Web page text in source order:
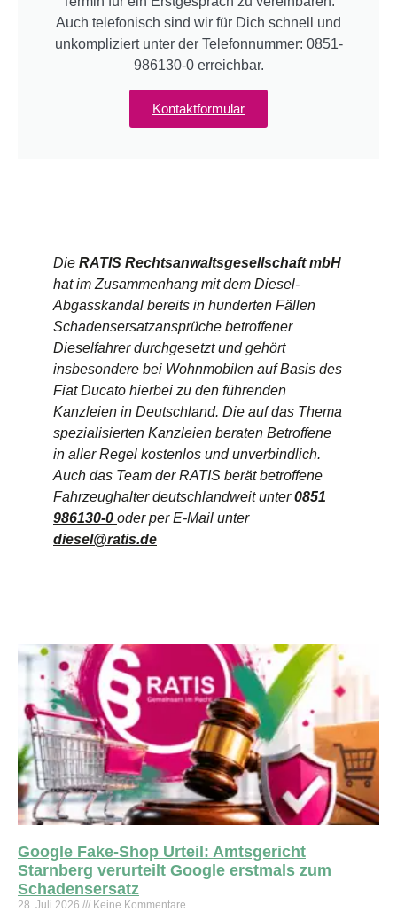
Auch telefonisch sind wir für Dich schnell und
unkompliziert unter der Telefonnummer: 0851-
986130-0 erreichbar.
Kontaktformular
Die RATIS Rechtsanwaltsgesellschaft mbH
hat im Zusammenhang mit dem Diesel-
Abgasskandal bereits in hunderten Fällen
Schadensersatzansprüche betroffener
Dieselfahrer durchgesetzt und gehört
insbesondere bei Wohnmobilen auf Basis des
Fiat Ducato hierbei zu den führenden
Kanzleien in Deutschland. Die auf das Thema
spezialisierten Kanzleien beraten Betroffene
in aller Regel kostenlos und unverbindlich.
Auch das Team der RATIS berät betroffene
Fahrzeughalter deutschlandweit unter0851
986130-0 oder per E-Mail unter
diesel@ratis.de
Google Fake-Shop Urteil: Amtsgericht
Starnberg verurteilt Google erstmals zum
Schadensersatz
28. Juli 2026 Keine Kommentare